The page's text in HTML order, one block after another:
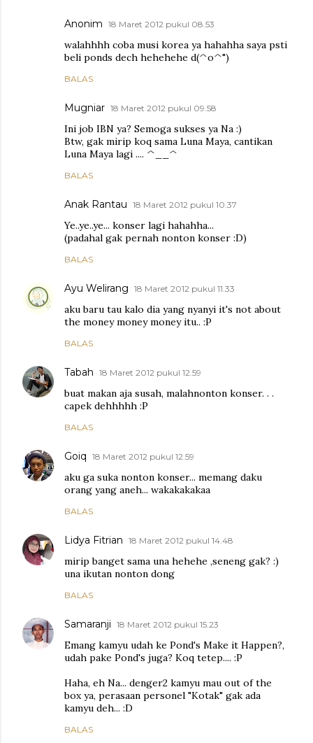
Anonim 18 Maret 2012 pukul 08.53
walahhhh coba musi korea ya hahahha saya psti
beli ponds dech hehehehe d(^o^")
BALAS
Mugniar 18 Maret 2012 pukul 09.58
Ini job IBN ya? Semoga sukses ya Na :)
Btw, gak mirip koq sama Luna Maya, cantikan
Luna Maya lagi .... ^__^
BALAS
Anak Rantau 18 Maret 2012 pukul 10.37
Ye..ye..ye... konser lagi hahahha...
(padahal gak pernah nonton konser :D)
BALAS
Ayu Welirang 18 Maret 2012 pukul 11.33
aku baru tau kalo dia yang nyanyi it's not about
the money money money itu.. :P
BALAS
Tabah 18 Maret 2012 pukul 12.59
buat makan aja susah, malahnonton konser. . .
capek dehhhhh :P
BALAS
Goiq 18 Maret 2012 pukul 12.59
aku ga suka nonton konser... memang daku
orang yang aneh... wakakakakaa
BALAS
Lidya Fitrian 18 Maret 2012 pukul 14.48
mirip banget sama una hehehe ,seneng gak? :)
una ikutan nonton dong
BALAS
Samaranji 18 Maret 2012 pukul 15.23
Emang kamyu udah ke Pond's Make it Happen?,
udah pake Pond's juga? Koq tetep.... :P
Haha, eh Na... denger2 kamyu mau out of the
box ya, perasaan personel "Kotak" gak ada
kamyu deh... :D
BALAS